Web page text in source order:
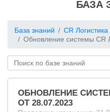
БАЗА
База знаний CR Логистика
Обновление системы CR
ОБНОВЛЕНИЕ
ОТ 28.07.2023